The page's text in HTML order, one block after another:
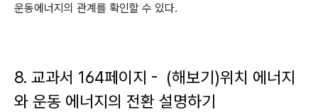
운동에너지의 관계를 확인할 수 있다.
8. 교과서 164페이지 - (해보기)위치 에너지
와 운동 에너지의 전환 설명하기